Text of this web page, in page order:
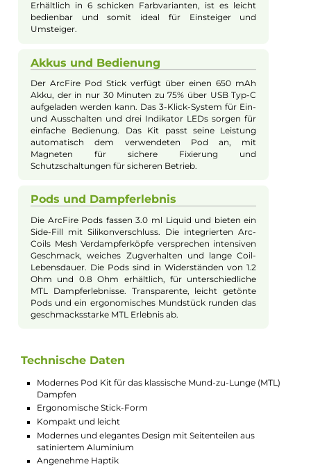
Beschreibung
Innokin - ArcFire Pod Kit
Design und Ergonomie
ergonomische Stick-Form und gewölbten Seitenteile
und sorgen für ein angenehmes Handgefühl.
Erhältlich in 6 schicken Farbvarianten, ist es leicht
bedienbar und somit ideal für Einsteiger und
Umsteiger.
Akkus und Bedienung
Kevin Maxhuni
Produkt-Manager & Experte
Bei Fragen zu diesem Artikel kontaktieren Sie unseren
Experten schnell und einfach per E-Mail: